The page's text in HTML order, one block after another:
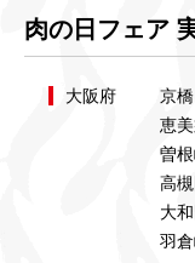
肉の日フェア
大阪府 京橋
恵
曽
高
大和
羽